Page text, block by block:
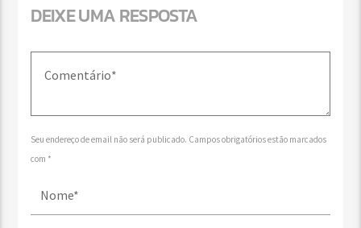
DEIXE UMA RESPOSTA
Seu endereço de email não será publicado. Campos obrigatórios estão marcados
com *